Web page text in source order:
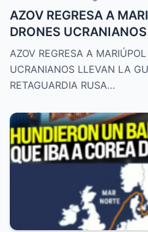
AZOV REGRESA A
DRONES
GUERRA A LA
AZOV REGRESA A
UCRANIANOS LLEVAN LA
RETAGUARDIA RUSA…